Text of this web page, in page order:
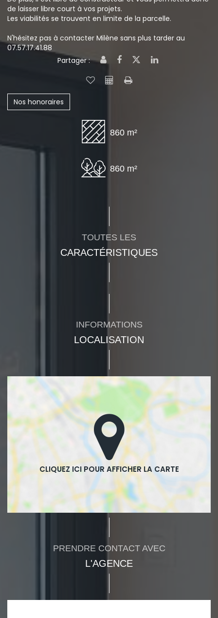
de laisser libre court à vos projets.
Les viabilités se trouvent en limite de la parcelle.
N'hésitez pas à contacter Milène sans plus tarder au
07.57.17.41.88
Partager :
Nos honoraires
860 m²
860 m²
TOUTES LES
CARACTÉRISTIQUES
INFORMATIONS
LOCALISATION
PRENDRE CONTACT AVEC
L'AGENCE